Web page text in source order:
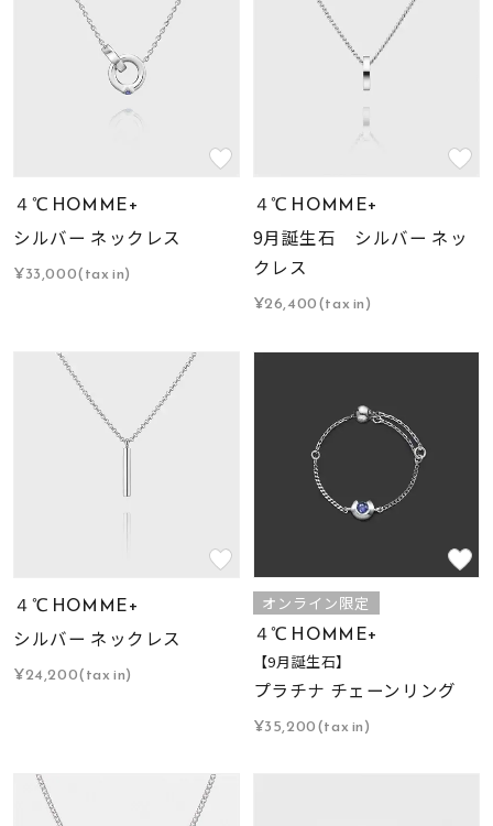
カテゴリー すべてのジュエリー
カラー
誕生石
モチーフ
ファッションテイス
４℃ HOMME+
シルバー ネックレス
¥33,000(tax in)
４℃ HOMME+
9月誕生石 シルバー ネッ
クレス
¥26,400(tax in)
４℃ HOMME+
シルバー ネックレス
¥24,200(tax in)
オンライン限定
４℃ HOMME+
【9月誕生石】
プラチナ チェーンリング
¥35,200(tax in)